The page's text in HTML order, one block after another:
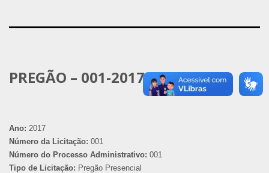
PREGÃO – 001-2017
Ano: 2017
Número da Licitação: 001
Número do Processo Administrativo: 001
Tipo de Licitação: Pregão Presencial